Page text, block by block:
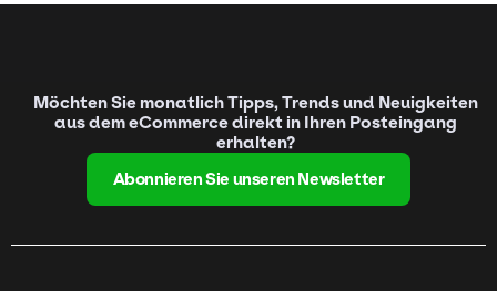
Möchten Sie monatlich Tipps, Trends und Neuigkeiten
aus dem eCommerce direkt in Ihren Posteingang
erhalten?
Abonnieren Sie unseren Newsletter